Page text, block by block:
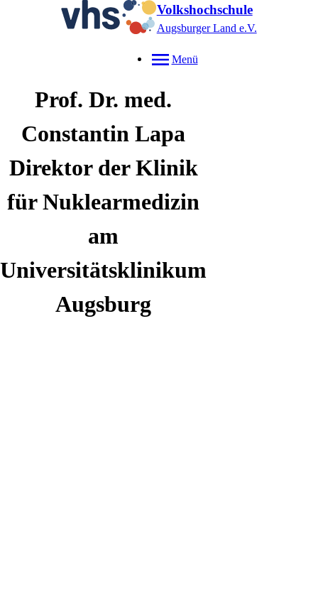
Volkshochschule
Augsburger Land e.V.
Menü
Prof. Dr. med.
Constantin Lapa
Direktor der Klinik
für Nuklearmedizin
am
Universitätsklinikum
Augsburg